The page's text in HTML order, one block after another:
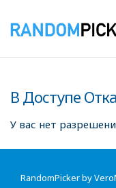
В Доступе
У вас нет
RandomPicker by